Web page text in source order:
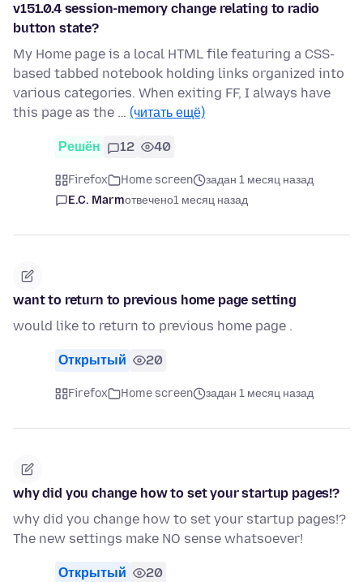
v151.0.4 session-memory change relating to radio
button state?
My Home page is a local HTML file featuring a CSS-
based tabbed notebook holding links organized into
various categories. When exiting FF, I always have
this page as the … (читать ещё)
Решён 12 40
Firefox Home screen
задан 1 месяц назад
E.C. Marmотвечено1 месяц назад
want to return to previous home page setting
would like to return to previous home page .
Открытый 20
Firefox Home screen задан 1 месяц назад
why did you change how to set your startup pages!?
why did you change how to set your startup pages!?
The new settings make NO sense whatsoever!
Открытый 20